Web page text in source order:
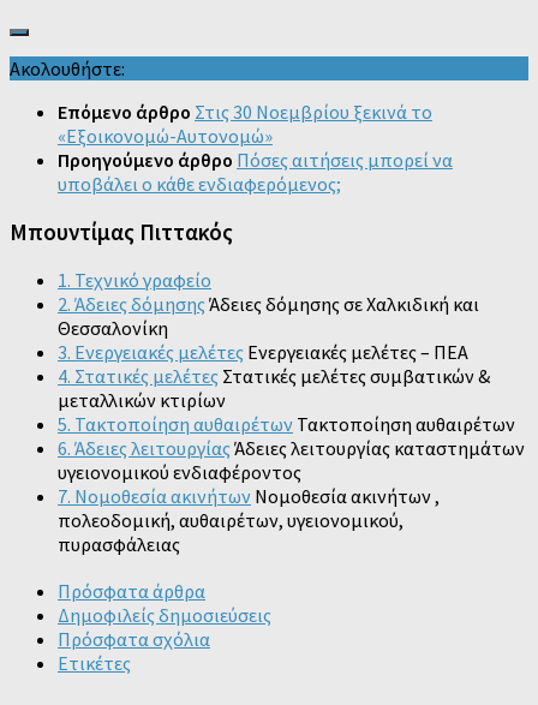
Ακολουθήστε:
Επόμενο άρθρο Στις 30 Νοεμβρίου ξεκινά το
«Εξοικονομώ-Αυτονομώ»
Προηγούμενο άρθρο Πόσες αιτήσεις μπορεί να
υποβάλει ο κάθε ενδιαφερόμενος;
Μπουντίμας Πιττακός
1. Τεχνικό γραφείο
2. Άδειες δόμησης Άδειες δόμησης σε Χαλκιδική και
Θεσσαλονίκη
3. Ενεργειακές μελέτες Ενεργειακές μελέτες – ΠΕΑ
4. Στατικές μελέτες Στατικές μελέτες συμβατικών &
μεταλλικών κτιρίων
5. Τακτοποίηση αυθαιρέτων Τακτοποίηση αυθαιρέτων
6. Άδειες λειτουργίας Άδειες λειτουργίας καταστημάτων
υγειονομικού ενδιαφέροντος
7. Νομοθεσία ακινήτων Νομοθεσία ακινήτων ,
πολεοδομική, αυθαιρέτων, υγειονομικού,
πυρασφάλειας
Πρόσφατα άρθρα
Δημοφιλείς δημοσιεύσεις
Πρόσφατα σχόλια
Ετικέτες